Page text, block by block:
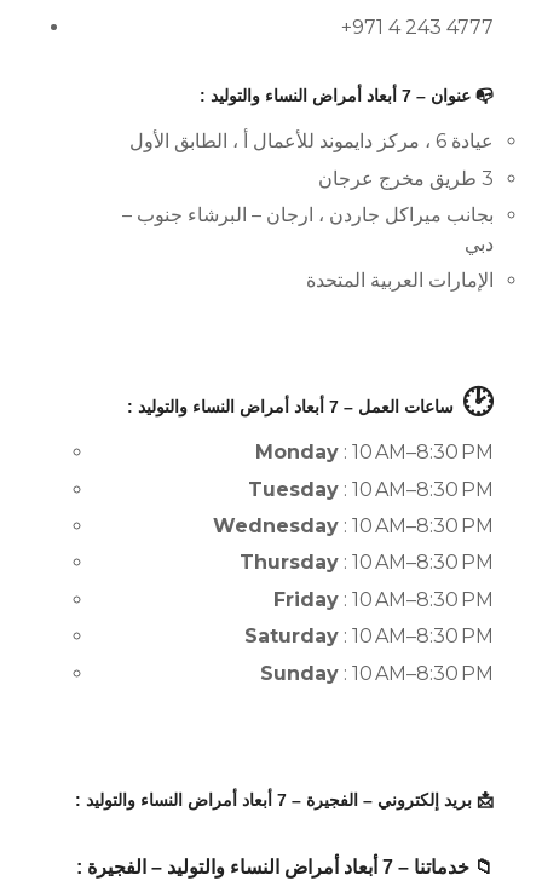
+971 4 243 4777
📭 عنوان – 7 أبعاد أمراض النساء والتوليد :
عيادة 6 ، مركز دايموند للأعمال أ ، الطابق الأول
3 طريق مخرج عرجان
بجانب ميراكل جاردن ، ارجان – البرشاء جنوب –
دبي
الإمارات العربية المتحدة
🕑 ساعات العمل – 7 أبعاد أمراض النساء والتوليد :
Monday : 10 AM–8:30 PM
Tuesday : 10 AM–8:30 PM
Wednesday : 10 AM–8:30 PM
Thursday : 10 AM–8:30 PM
Friday : 10 AM–8:30 PM
Saturday : 10 AM–8:30 PM
Sunday : 10 AM–8:30 PM
📩 بريد إلكتروني – الفجيرة – 7 أبعاد أمراض النساء والتوليد :
📁 خدماتنا – 7 أبعاد أمراض النساء والتوليد – الفجيرة :